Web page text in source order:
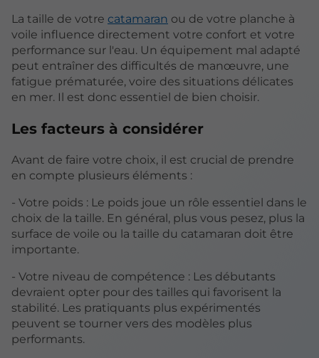
La taille de votre catamaran ou de votre planche à
voile influence directement votre confort et votre
performance sur l'eau. Un équipement mal adapté
peut entraîner des difficultés de manœuvre, une
fatigue prématurée, voire des situations délicates
en mer. Il est donc essentiel de bien choisir.
Les facteurs à considérer
Avant de faire votre choix, il est crucial de prendre
en compte plusieurs éléments :
- Votre poids : Le poids joue un rôle essentiel dans le
choix de la taille. En général, plus vous pesez, plus la
surface de voile ou la taille du catamaran doit être
importante.
- Votre niveau de compétence : Les débutants
devraient opter pour des tailles qui favorisent la
stabilité. Les pratiquants plus expérimentés
peuvent se tourner vers des modèles plus
performants.